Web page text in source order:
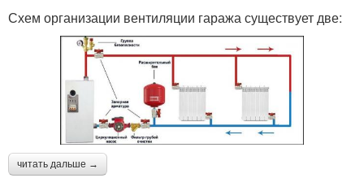
Схем организации вентиляции гаража существует две:
читать дальше →